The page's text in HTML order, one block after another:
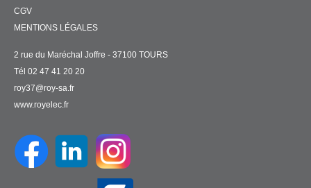
CGV
MENTIONS LÉGALES
2 rue du Maréchal Joffre - 37100 TOURS
Tél 02 47 41 20 20
roy37@roy-sa.fr
www.royelec.fr